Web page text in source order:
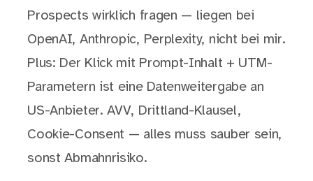
Prospects wirklich fragen — liegen bei
OpenAI, Anthropic, Perplexity, nicht bei mir.
Plus: Der Klick mit Prompt-Inhalt + UTM-
Parametern ist eine Datenweitergabe an
US-Anbieter. AVV, Drittland-Klausel,
Cookie-Consent — alles muss sauber sein,
sonst Abmahnrisiko.